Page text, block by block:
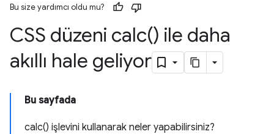
Bu size yardımcı oldu mu?
CSS düzeni calc() ile daha
akıllı hale geliyor
Bu sayfada
calc() işlevini kullanarak neler yapabilirsiniz?